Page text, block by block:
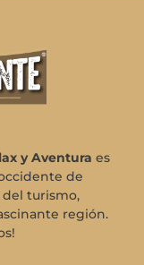
y Aventura es
de
turismo,
región.